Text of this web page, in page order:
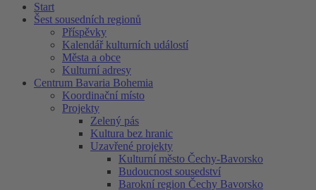
Start
Šest sousedních regionů
Příspěvky
Kalendář kulturních událostí
Města a obce
Kulturní adresy
Centrum Bavaria Bohemia
Koordinační místo
Projekty
Zelený pás
Kultura bez hranic
Uzavřené projekty
Kulturní město Čechy-Bavorsko
Budoucnost sousedství
Barokní region Čechy Bavorsko